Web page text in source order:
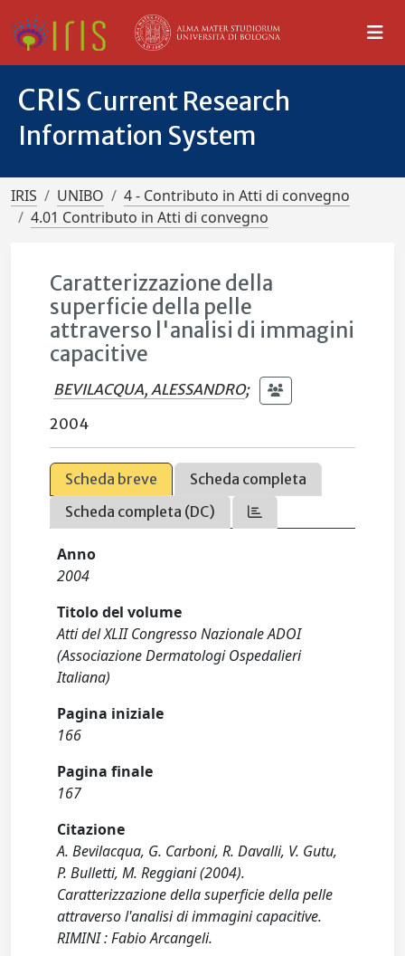
CRIS Current Research
Information System
IRIS UNIBO
4 - Contributo in Atti di convegno
4.01 Contributo in Atti di convegno
Caratterizzazione della
superficie della pelle
attraverso l'analisi di immagini
capacitive
BEVILACQUA, ALESSANDRO;
2004
Scheda breve
Scheda completa
Scheda completa (DC)
Anno
2004
Titolo del volume
Atti del XLII Congresso Nazionale ADOI
(Associazione Dermatologi Ospedalieri
Italiana)
Pagina iniziale
166
Pagina finale
167
Citazione
A. Bevilacqua, G. Carboni, R. Davalli, V. Gutu,
P. Bulletti, M. Reggiani (2004).
Caratterizzazione della superficie della pelle
attraverso l'analisi di immagini capacitive.
RIMINI : Fabio Arcangeli.